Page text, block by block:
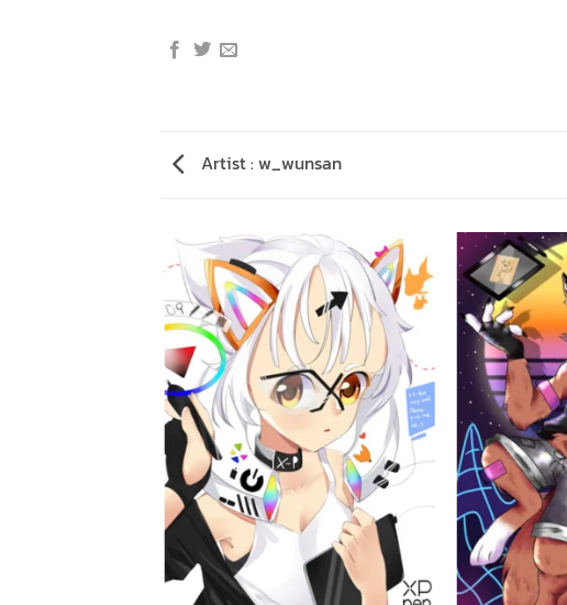
Artist : w_wunsan